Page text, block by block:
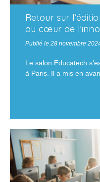
Retour sur
au cœur de
Publié le 28 novembre
Le salon Educatech
à Paris. Il a mis en